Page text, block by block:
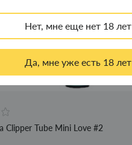
Нет, мне еще нет 18 лет
Да, мне уже есть 18 лет
Clipper Tube Mini Love #2